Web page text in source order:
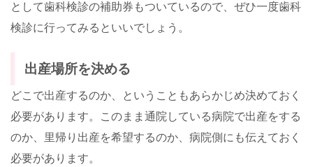
として歯科検診の補助券もついているので、ぜひ一度歯科
検診に行ってみるといいでしょう。
出産場所を決める
どこで出産するのか、ということもあらかじめ決めておく
必要があります。このまま通院している病院で出産をする
のか、里帰り出産を希望するのか、病院側にも伝えておく
必要があります。